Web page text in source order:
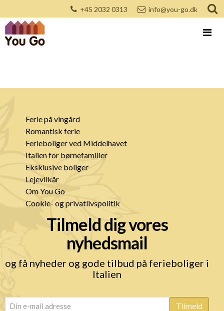
+45 2032 0313 info@you-go.dk
Ferie på vingård
Romantisk ferie
Ferieboliger ved Middelhavet
Italien for børnefamilier
Eksklusive boliger
Lejevilkår
Om You Go
Cookie- og privatlivspolitik
Tilmeld dig vores
nyhedsmail
og få nyheder og gode tilbud på ferieboliger i
Italien
email (Påkrævet) Tilmeld